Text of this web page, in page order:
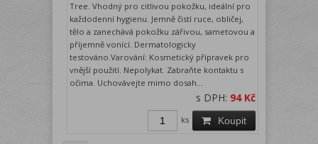
Tree. Vhodný pro citlivou pokožku, ideální pro
každodenní hygienu. Jemně čistí ruce, obličej,
tělo a zanechává pokožku zářivou, sametovou a
příjemně vonící. Dermatologicky
testováno.Varování: Kosmetický přípravek pro
vnější použití. Nepolykat. Zabraňte kontaktu s
očima. Uchovávejte mimo dosah...
s DPH: 94 Kč
Koupit
ks